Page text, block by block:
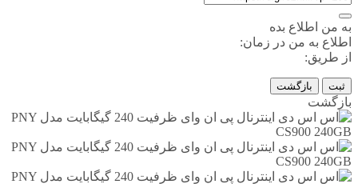
به من اطلاع بده
اطلاع به من در زمان:
از طریق:
ثبت بازگشت
بازگشت